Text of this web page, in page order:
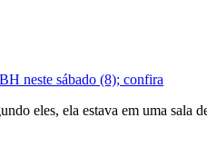
neste sábado (8); confira
eles, ela estava em uma